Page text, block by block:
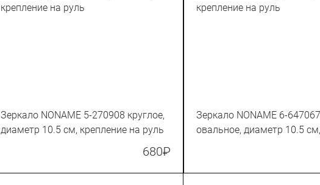
Зеркало NONAME 5-270908 круглое,
диаметр 10.5 см, крепление на руль
680₽
Зеркало NONAME 6-647067
овальное, диаметр 10.5 см,